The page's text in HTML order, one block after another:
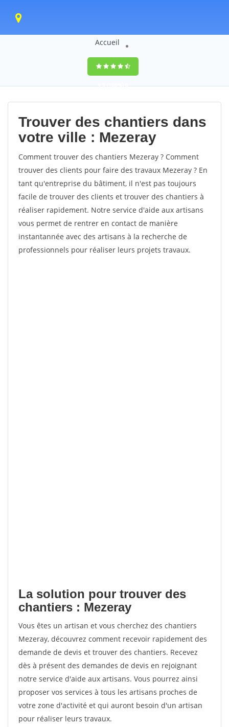
Accueil
9,5(100%)0
votes
Trouver des chantiers dans
votre ville : Mezeray
Comment trouver des chantiers Mezeray ? Comment
trouver des clients pour faire des travaux Mezeray ? En
tant qu'entreprise du bâtiment, il n'est pas toujours
facile de trouver des clients et trouver des chantiers à
réaliser rapidement. Notre service d'aide aux artisans
vous permet de rentrer en contact de manière
instantannée avec des artisans à la recherche de
professionnels pour réaliser leurs projets travaux.
La solution pour trouver des
chantiers : Mezeray
Vous êtes un artisan et vous cherchez des chantiers
Mezeray, découvrez comment recevoir rapidement des
demande de devis et trouver des chantiers. Recevez
dès à présent des demandes de devis en rejoignant
notre service d'aide aux artisans. Vous pourrez ainsi
proposer vos services à tous les artisans proches de
votre zone d'activité et qui auront besoin d'un artisan
pour réaliser leurs travaux.